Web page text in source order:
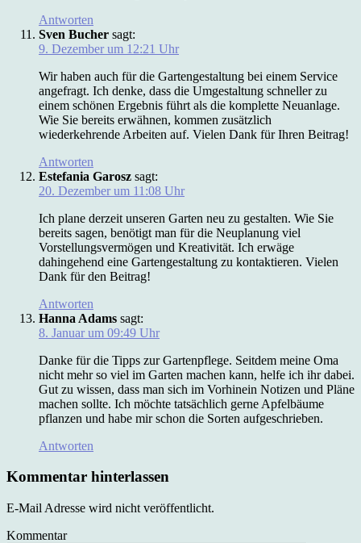
Antworten
Sven Bucher sagt:
9. Dezember um 12:21 Uhr
Wir haben auch für die Gartengestaltung bei einem Service
angefragt. Ich denke, dass die Umgestaltung schneller zu
einem schönen Ergebnis führt als die komplette Neuanlage.
Wie Sie bereits erwähnen, kommen zusätzlich
wiederkehrende Arbeiten auf. Vielen Dank für Ihren Beitrag!
Antworten
Estefania Garosz sagt:
20. Dezember um 11:08 Uhr
Ich plane derzeit unseren Garten neu zu gestalten. Wie Sie
bereits sagen, benötigt man für die Neuplanung viel
Vorstellungsvermögen und Kreativität. Ich erwäge
dahingehend eine Gartengestaltung zu kontaktieren. Vielen
Dank für den Beitrag!
Antworten
Hanna Adams sagt:
8. Januar um 09:49 Uhr
Danke für die Tipps zur Gartenpflege. Seitdem meine Oma
nicht mehr so viel im Garten machen kann, helfe ich ihr dabei.
Gut zu wissen, dass man sich im Vorhinein Notizen und Pläne
machen sollte. Ich möchte tatsächlich gerne Apfelbäume
pflanzen und habe mir schon die Sorten aufgeschrieben.
Antworten
Kommentar hinterlassen
E-Mail Adresse wird nicht veröffentlicht.
Kommentar